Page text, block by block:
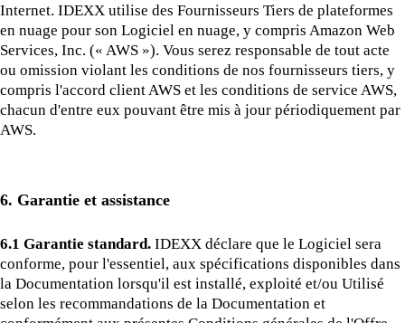
Internet. IDEXX utilise des Fournisseurs Tiers de plateformes
en nuage pour son Logiciel en nuage, y compris Amazon Web
Services, Inc. (« AWS »). Vous serez responsable de tout acte
ou omission violant les conditions de nos fournisseurs tiers, y
compris l'accord client AWS et les conditions de service AWS,
chacun d'entre eux pouvant être mis à jour périodiquement par
AWS.
6. Garantie et assistance
6.1 Garantie standard. IDEXX déclare que le Logiciel sera
conforme, pour l'essentiel, aux spécifications disponibles dans
la Documentation lorsqu'il est installé, exploité et/ou Utilisé
selon les recommandations de la Documentation et